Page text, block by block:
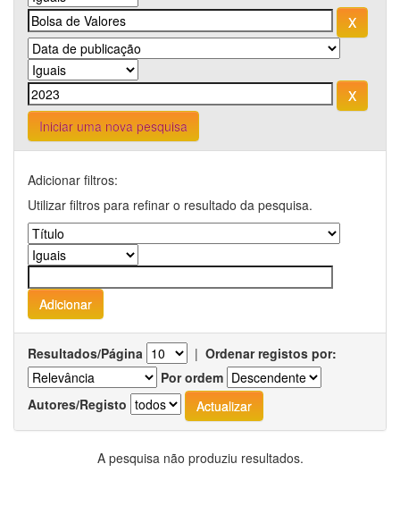
Iniciar uma nova pesquisa
Adicionar filtros:
Utilizar filtros para refinar o resultado da pesquisa.
Resultados/Página | Ordenar registos por:
Por ordem
Autores/Registo
A pesquisa não produziu resultados.